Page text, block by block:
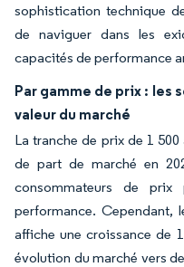
sophistication technique
de naviguer dans les
capacités de performance
Par gamme de prix : les
valeur du marché
La tranche de prix de 1
de part de marché en
consommateurs de
performance. Cependant,
affiche une croissance de
évolution du marché vers